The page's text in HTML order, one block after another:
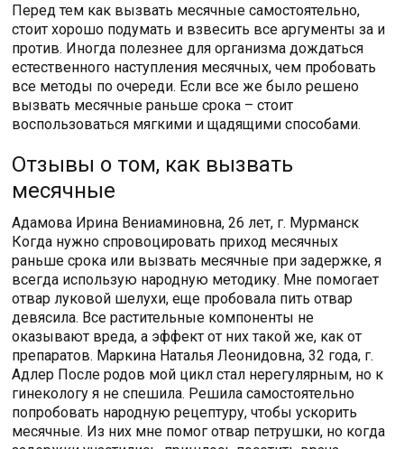
Перед тем как вызвать месячные самостоятельно,
стоит хорошо подумать и взвесить все аргументы за и
против. Иногда полезнее для организма дождаться
естественного наступления месячных, чем пробовать
все методы по очереди. Если все же было решено
вызвать месячные раньше срока – стоит
воспользоваться мягкими и щадящими способами.
Отзывы о том, как вызвать
месячные
Адамова Ирина Вениаминовна, 26 лет, г. Мурманск
Когда нужно спровоцировать приход месячных
раньше срока или вызвать месячные при задержке, я
всегда использую народную методику. Мне помогает
отвар луковой шелухи, еще пробовала пить отвар
девясила. Все растительные компоненты не
оказывают вреда, а эффект от них такой же, как от
препаратов. Маркина Наталья Леонидовна, 32 года, г.
Адлер После родов мой цикл стал нерегулярным, но к
гинекологу я не спешила. Решила самостоятельно
попробовать народную рецептуру, чтобы ускорить
месячные. Из них мне помог отвар петрушки, но когда